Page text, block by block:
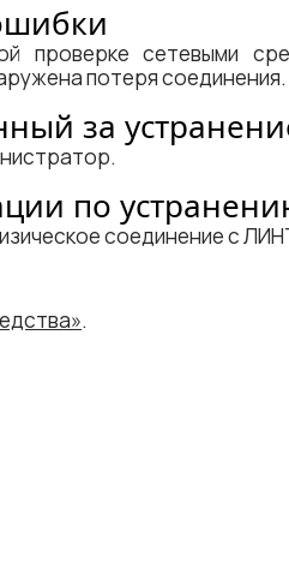
проверке сетевыми
потеря соединения.
за
по
соединение с
.